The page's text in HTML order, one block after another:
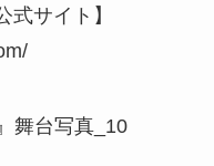
式サイト】